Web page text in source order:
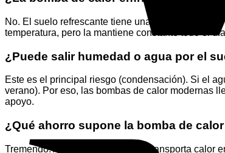
No. El suelo refrescante tiene una inercia térmica
temperatura, pero la mantiene constante todo el
¿Puede salir humedad o agua por el
Este es el principal riesgo (condensación). Si el
verano). Por eso, las bombas de calor modernas
apoyo.
¿Qué ahorro supone la bomba de
Tremendo. Al ser un sistema que transporta calor